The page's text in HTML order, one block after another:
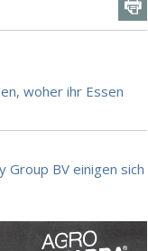
woher ihr Essen
Group BV einigen sich